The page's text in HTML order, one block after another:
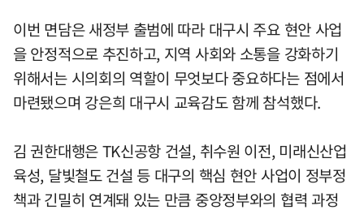
이번 면담은 새정부 출범에 따라 대구시 주요 현안 사업
을 안정적으로 추진하고, 지역 사회와 소통을 강화하기
위해서는 시의회의 역할이 무엇보다 중요하다는 점에서
마련됐으며 강은희 대구시 교육감도 함께 참석했다.
김 권한대행은 TK신공항 건설, 취수원 이전, 미래신산업
육성, 달빛철도 건설 등 대구의 핵심 현안 사업이 정부정
책과 긴밀히 연계돼 있는 만큼 중앙정부와의 협력 과정